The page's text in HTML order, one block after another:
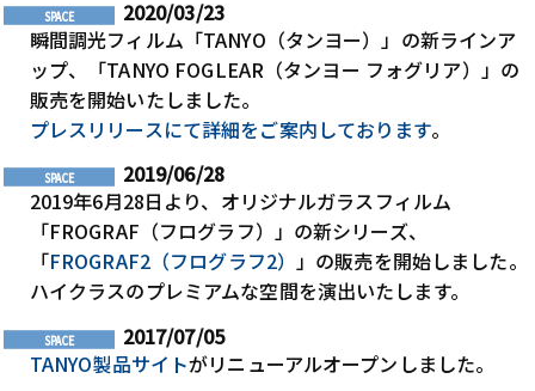
2020/03/23
瞬間調光フィルム「TANYO（タンヨー）」の新ラインア
ップ、「TANYO FOGLEAR（タンヨー フォグリア）」の
販売を開始いたしました。
プレスリリースにて詳細をご案内しております。
2019/06/28
2019年6月28日より、オリジナルガラスフィルム
「FROGRAF（フログラフ）」の新シリーズ、
「FROGRAF2（フログラフ2）」の販売を開始しました。
ハイクラスのプレミアムな空間を演出いたします。
2017/07/05
TANYO製品サイトがリニューアルオープンしました。